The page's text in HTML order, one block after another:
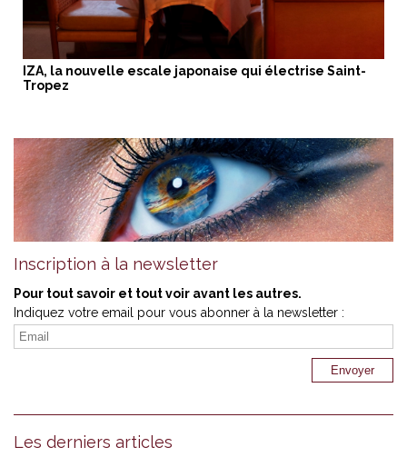
IZA, la nouvelle escale japonaise qui électrise Saint-
Tropez
Inscription à la newsletter
Pour tout savoir et tout voir avant les autres.
Indiquez votre email pour vous abonner à la newsletter :
Les derniers articles